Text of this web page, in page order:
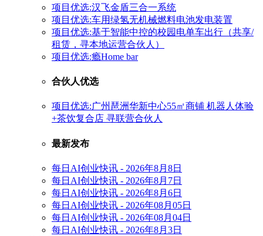
项目优选:汉飞金盾三合一系统
项目优选:车用绿氢无机械燃料电池发电装置
项目优选:基于智能中控的校园电单车出行（共享/
租赁，寻本地运营合伙人）
项目优选:瘾Home bar
合伙人优选
项目优选:广州琶洲华新中心55㎡商铺 机器人体验
+茶饮复合店 寻联营合伙人
最新发布
每日AI创业快讯 - 2026年8月8日
每日AI创业快讯 - 2026年8月7日
每日AI创业快讯 - 2026年8月6日
每日AI创业快讯 - 2026年08月05日
每日AI创业快讯 - 2026年08月04日
每日AI创业快讯 - 2026年8月3日